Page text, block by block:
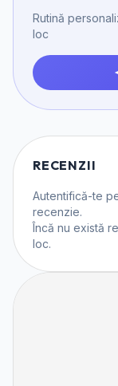
Rutină
loc
RECENZII
Autentifică-te
recenzie.
Încă nu există
loc.